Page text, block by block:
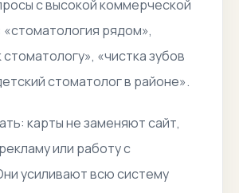
с высокой коммерческой
рядом»,
стоматологу», «чистка зубов
стоматолог в районе».
карты не заменяют сайт,
или работу с
усиливают всю систему